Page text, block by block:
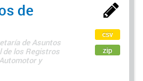
de
de Asuntos
de los Registros
y
csv
zip